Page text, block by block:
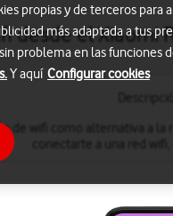
desde el Xiaomi
de wifi como alternativa a la
propias y de terceros
más adaptada a tus
problema en las funciones
Y aquí Configurar cookies